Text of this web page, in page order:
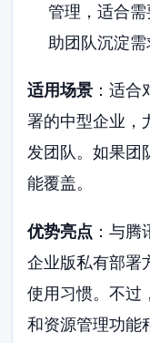
管理，适合
助团队沉淀需
适用场景 ：适
署的中型企业，
发团队。如果团
能覆盖。
优势亮点 ：与
企业版私有部署
使用习惯。不过
和资源管理功能